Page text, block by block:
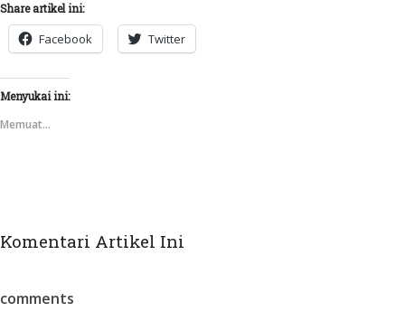
Share artikel ini:
Facebook Twitter
Menyukai ini:
Memuat...
Komentari Artikel Ini
comments